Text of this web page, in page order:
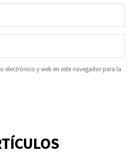
electrónico y web en este navegador para la